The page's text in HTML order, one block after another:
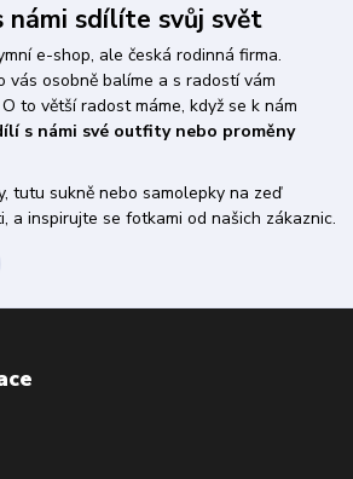
námi sdílíte svůj svět
e-shop, ale česká rodinná firma.
vás osobně balíme a s radostí vám
to větší radost máme, když se k nám
s námi své outfity nebo proměny
tutu sukně nebo samolepky na zeď
a inspirujte se fotkami od našich zákaznic.